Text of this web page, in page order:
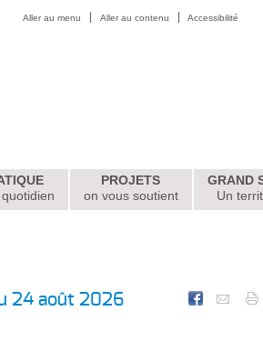
Aller au menu Aller au contenu Accessibilité
PROJETS
on vous soutient
GRAND
Un
24 août 2026